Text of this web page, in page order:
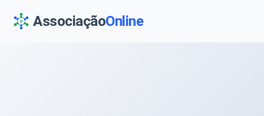
AssociaçãoOnline